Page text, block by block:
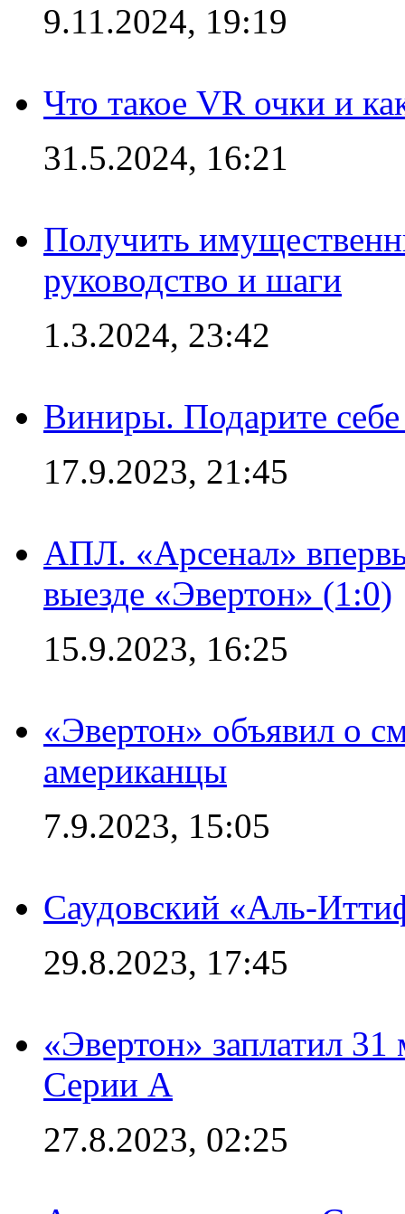
9.11.2024, 19:19
Что такое VR очки и
31.5.2024, 16:21
Получить
руководство и шаги
1.3.2024, 23:42
Виниры. Подарите
17.9.2023, 21:45
АПЛ. «Арсенал»
выезде «Эвертон» (1:0)
15.9.2023, 16:25
«Эвертон» объявил о
американцы
7.9.2023, 15:05
Саудовский «Аль-
29.8.2023, 17:45
«Эвертон» заплатил
Серии А
27.8.2023, 02:25